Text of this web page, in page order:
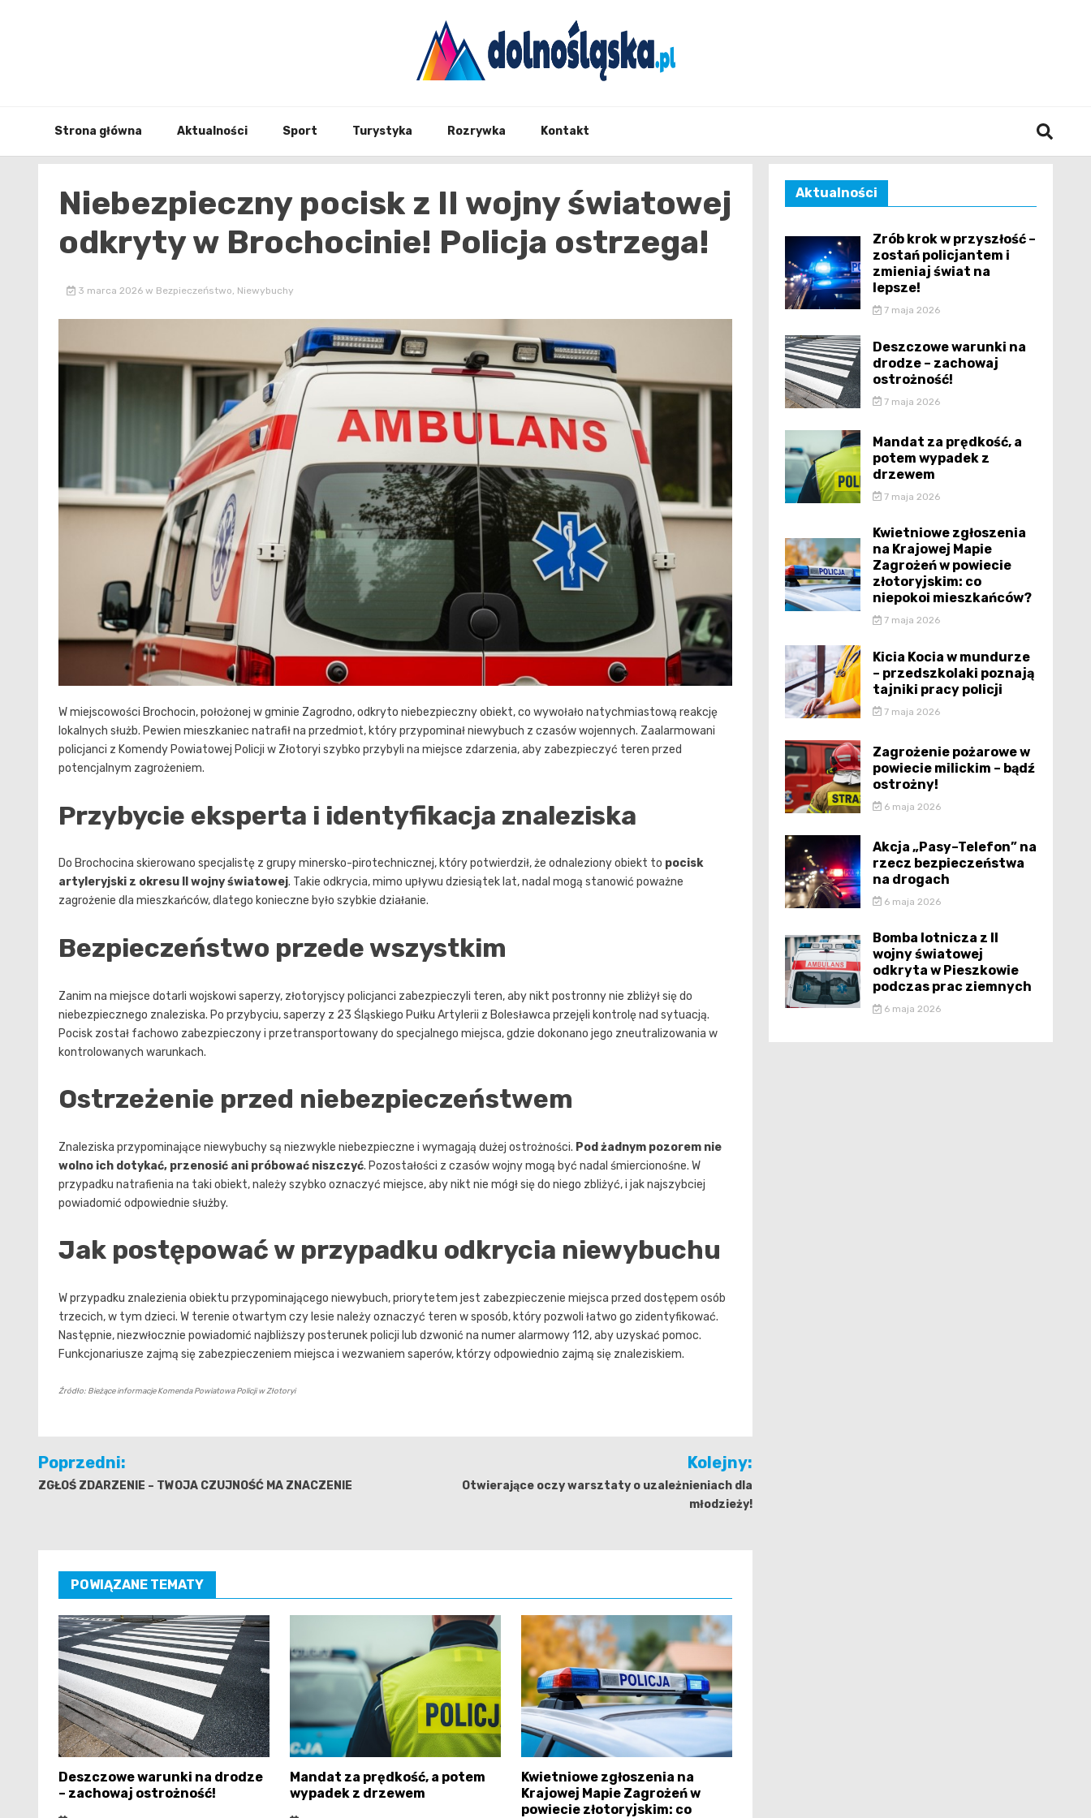
Strona główna Aktualności Sport Turystyka Rozrywka Kontakt
Niebezpieczny pocisk z II wojny światowej
odkryty w Brochocinie! Policja ostrzega!
3 marca 2026 w Bezpieczeństwo, Niewybuchy
W miejscowości Brochocin, położonej w gminie Zagrodno, odkryto niebezpieczny obiekt, co wywołało natychmiastową reakcję
lokalnych służb. Pewien mieszkaniec natrafił na przedmiot, który przypominał niewybuch z czasów wojennych. Zaalarmowani
policjanci z Komendy Powiatowej Policji w Złotoryi szybko przybyli na miejsce zdarzenia, aby zabezpieczyć teren przed
potencjalnym zagrożeniem.
Przybycie eksperta i identyfikacja znaleziska
Do Brochocina skierowano specjalistę z grupy minersko-pirotechnicznej, który potwierdził, że odnaleziony obiekt to pocisk
artyleryjski z okresu II wojny światowej. Takie odkrycia, mimo upływu dziesiątek lat, nadal mogą stanowić poważne
zagrożenie dla mieszkańców, dlatego konieczne było szybkie działanie.
Bezpieczeństwo przede wszystkim
Zanim na miejsce dotarli wojskowi saperzy, złotoryjscy policjanci zabezpieczyli teren, aby nikt postronny nie zbliżył się do
niebezpiecznego znaleziska. Po przybyciu, saperzy z 23 Śląskiego Pułku Artylerii z Bolesławca przejęli kontrolę nad sytuacją.
Pocisk został fachowo zabezpieczony i przetransportowany do specjalnego miejsca, gdzie dokonano jego zneutralizowania w
kontrolowanych warunkach.
Ostrzeżenie przed niebezpieczeństwem
Znaleziska przypominające niewybuchy są niezwykle niebezpieczne i wymagają dużej ostrożności. Pod żadnym pozorem nie
wolno ich dotykać, przenosić ani próbować niszczyć. Pozostałości z czasów wojny mogą być nadal śmiercionośne. W
przypadku natrafienia na taki obiekt, należy szybko oznaczyć miejsce, aby nikt nie mógł się do niego zbliżyć, i jak najszybciej
powiadomić odpowiednie służby.
Jak postępować w przypadku odkrycia niewybuchu
W przypadku znalezienia obiektu przypominającego niewybuch, priorytetem jest zabezpieczenie miejsca przed dostępem osób
trzecich, w tym dzieci. W terenie otwartym czy lesie należy oznaczyć teren w sposób, który pozwoli łatwo go zidentyfikować.
Następnie, niezwłocznie powiadomić najbliższy posterunek policji lub dzwonić na numer alarmowy 112, aby uzyskać pomoc.
Funkcjonariusze zajmą się zabezpieczeniem miejsca i wezwaniem saperów, którzy odpowiednio zajmą się znaleziskiem.
Źródło: Bieżące informacje Komenda Powiatowa Policji w Złotoryi
Nawigacja
wpisu
Poprzedni:
ZGŁOŚ ZDARZENIE – TWOJA CZUJNOŚĆ MA ZNACZENIE
Kolejny:
Otwierające oczy warsztaty o uzależnieniach dla
młodzieży!
POWIĄZANE TEMATY
Deszczowe warunki na drodze
– zachowaj ostrożność!
Mandat za prędkość, a potem
wypadek z drzewem
Kwietniowe zgłoszenia na
Krajowej Mapie Zagrożeń w
powiecie złotoryjskim: co
Aktualności
Zrób krok w przyszłość –
zostań policjantem i
zmieniaj świat na
lepsze!
7 maja 2026
Deszczowe warunki na
drodze – zachowaj
ostrożność!
7 maja 2026
Mandat za prędkość, a
potem wypadek z
drzewem
7 maja 2026
Kwietniowe zgłoszenia
na Krajowej Mapie
Zagrożeń w powiecie
złotoryjskim: co
niepokoi mieszkańców?
7 maja 2026
Kicia Kocia w mundurze
– przedszkolaki poznają
tajniki pracy policji
7 maja 2026
Zagrożenie pożarowe w
powiecie milickim – bądź
ostrożny!
6 maja 2026
Akcja „Pasy–Telefon” na
rzecz bezpieczeństwa
na drogach
6 maja 2026
Bomba lotnicza z II
wojny światowej
odkryta w Pieszkowie
podczas prac ziemnych
6 maja 2026